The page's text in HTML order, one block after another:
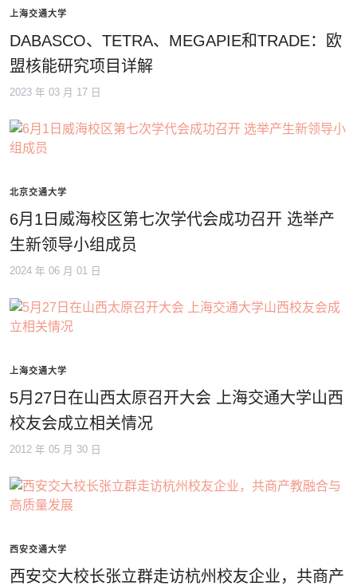
上海交通大学
DABASCO、TETRA、MEGAPIE和TRADE：欧
盟核能研究项目详解
2023 年 03 月 17 日
北京交通大学
6月1日威海校区第七次学代会成功召开 选举产
生新领导小组成员
2024 年 06 月 01 日
上海交通大学
5月27日在山西太原召开大会 上海交通大学山西
校友会成立相关情况
2012 年 05 月 30 日
西安交通大学
西安交大校长张立群走访杭州校友企业，共商产